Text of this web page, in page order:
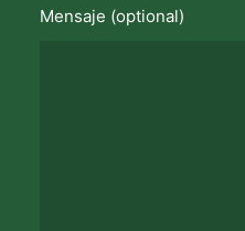
Mensaje (optional)